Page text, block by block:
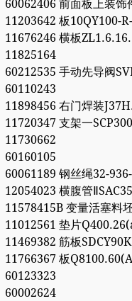
60062406 前面板上装饰
11203642 板10QY100-
11676246 横板
11825164
60212535 手动先导阀
60110243
11898456 右门焊装
11720347 支架一
11730662
60160105
60061189 钢丝绳32-
12054023 横腹管
11578415B 变量活塞料
11012561 垫片
11469382 筋板
11766367 板
60123323
60002624